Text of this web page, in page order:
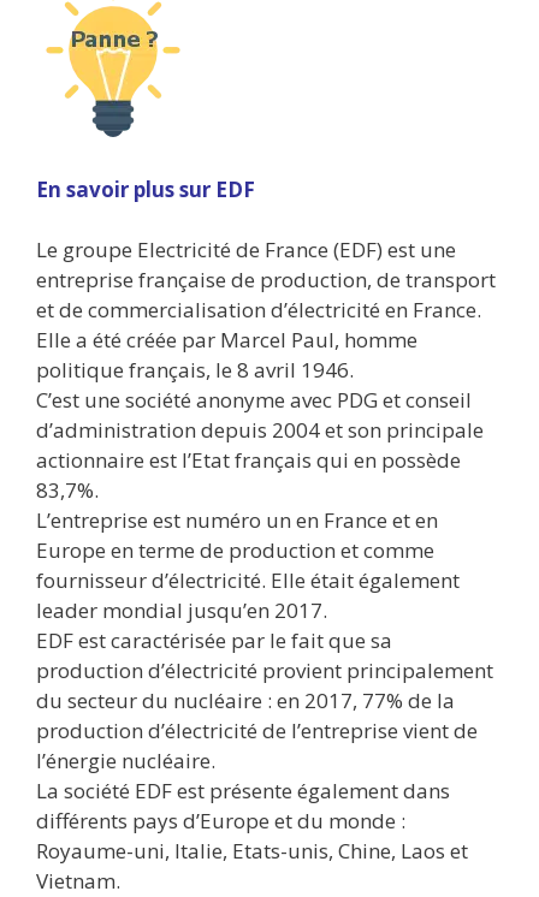
En savoir plus sur EDF
Le groupe Electricité de France (EDF) est une
entreprise française de production, de transport
et de commercialisation d’électricité en France.
Elle a été créée par Marcel Paul, homme
politique français, le 8 avril 1946.
C’est une société anonyme avec PDG et conseil
d’administration depuis 2004 et son principale
actionnaire est l’Etat français qui en possède
83,7%.
L’entreprise est numéro un en France et en
Europe en terme de production et comme
fournisseur d’électricité. Elle était également
leader mondial jusqu’en 2017.
EDF est caractérisée par le fait que sa
production d’électricité provient principalement
du secteur du nucléaire : en 2017, 77% de la
production d’électricité de l’entreprise vient de
l’énergie nucléaire.
La société EDF est présente également dans
différents pays d’Europe et du monde :
Royaume-uni, Italie, Etats-unis, Chine, Laos et
Vietnam.